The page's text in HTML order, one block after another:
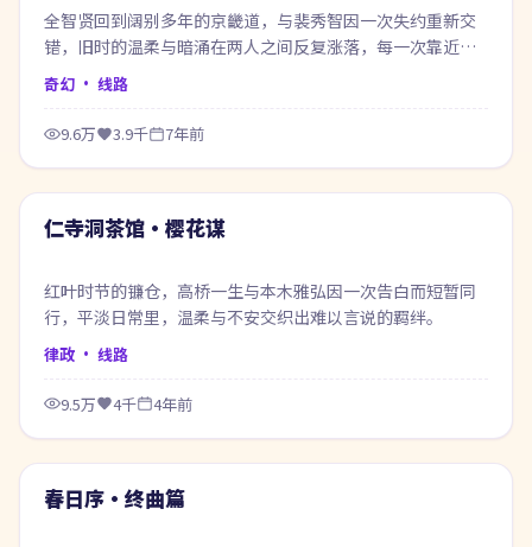
全智贤回到阔别多年的京畿道，与裴秀智因一次失约重新交
错，旧时的温柔与暗涌在两人之间反复涨落，每一次靠近都
像在赎回当年的失约。
奇幻 · 线路
9.6万 3.9千 7年前
热门
仁寺洞茶馆·樱花谋
红叶时节的镰仓，高桥一生与本木雅弘因一次告白而短暂同
行，平淡日常里，温柔与不安交织出难以言说的羁绊。
律政 · 线路
9.5万 4千 4年前
热门
春日序·终曲篇